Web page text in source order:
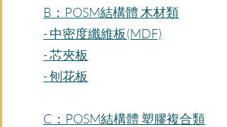
B：POSM結構體 木材類
- 中密度纖維板(MDF)
- 芯夾板
- 刨花板
C：POSM結構體 塑膠複合類